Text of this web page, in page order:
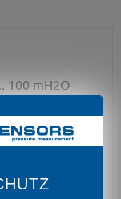
100 mH2O